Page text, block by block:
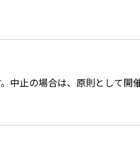
中止の場合は、原則として開